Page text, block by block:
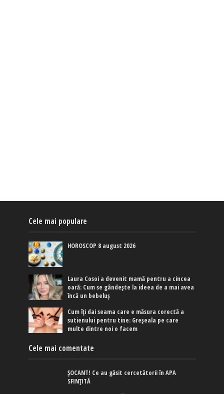
Cele mai populare
HOROSCOP 8 august 2026
Laura Cosoi a devenit mamă pentru a cincea
oară: Cum se gândește la ideea de a mai avea
încă un bebeluș
Cum îți dai seama care e măsura corectă a
sutienului pentru tine: Greșeala pe care
multe dintre noi o facem
Cele mai comentate
ȘOCANT! Ce au găsit cercetătorii în APA
SFINȚITĂ